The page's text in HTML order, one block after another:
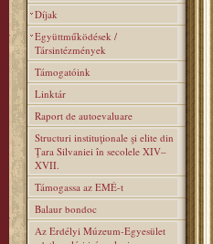
Díjak
Együttműködések /
Társintézmények
Támogatóink
Linktár
Raport de autoevaluare
Structuri instituţionale şi elite din
Ţara Silvaniei în secolele XIV–
XVII.
Támogassa az EMÉ-t
Balaur bondoc
Az Erdélyi Múzeum-Egyesület